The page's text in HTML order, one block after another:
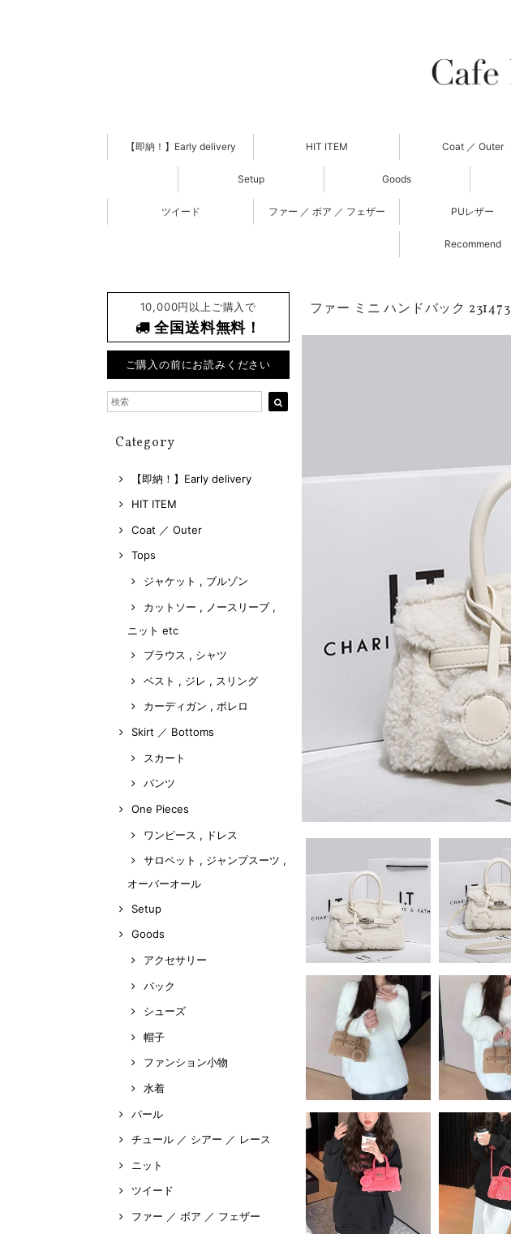
【即納！】Early delivery HIT ITEM Coat ／ Outer
Setup Goods
ツイード ファー ／ ボア ／ フェザー PUレザー
Recommend
10,000円以上ご購入で
全国送料無料！
ご購入の前にお読みください
Category
【即納！】Early delivery
HIT ITEM
Coat ／ Outer
Tops
ジャケット , ブルゾン
カットソー , ノースリーブ ,
ニット etc
ブラウス , シャツ
ベスト , ジレ , スリング
カーディガン , ボレロ
Skirt ／ Bottoms
スカート
パンツ
One Pieces
ワンピース , ドレス
サロペット , ジャンプスーツ ,
オーバーオール
Setup
Goods
アクセサリー
バック
シューズ
帽子
ファンション小物
水着
パール
チュール ／ シアー ／ レース
ニット
ツイード
ファー ／ ボア ／ フェザー
ファー ミニ ハンドバック 231473